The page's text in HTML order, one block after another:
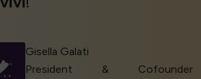
Gisella Galati
President & Cofounder